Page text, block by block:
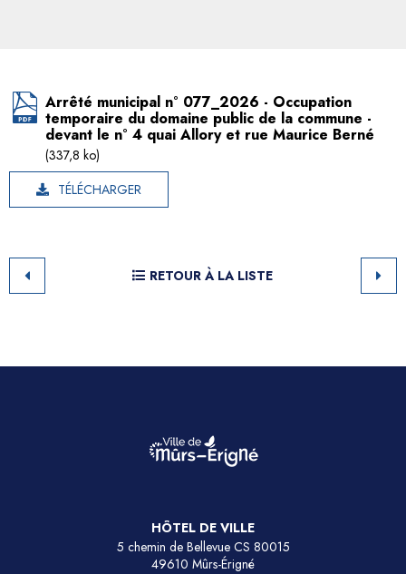
Arrêté municipal n° 077_2026 - Occupation
temporaire du domaine public de la commune -
devant le n° 4 quai Allory et rue Maurice Berné
(337,8 ko)
TÉLÉCHARGER
RETOUR À LA LISTE
HÔTEL DE VILLE
5 chemin de Bellevue CS 80015
49610 Mûrs-Érigné